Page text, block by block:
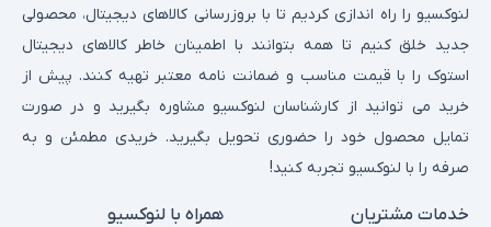
لنوکسیو را راه اندازی کردیم تا با بروزرسانی کالاهای دیجیتال، محصولی
جدید خلق کنیم تا همه بتوانند با اطمینان خاطر کالاهای دیجیتال
استوک را با قیمت مناسب و ضمانت نامه معتبر تهیه کنند. پیش از
خرید می توانید از کارشناسان لنوکسیو مشاوره بگیرید و در صورت
تمایل محصول خود را حضوری تحویل بگیرید. خریدی مطمئن و به
صرفه را با لنوکسیو تجربه کنید!
خدمات مشتریان همراه با لنوکسیو